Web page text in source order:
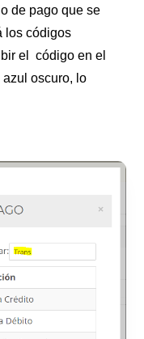
de pago que se
los códigos
el código en el
oscuro, lo